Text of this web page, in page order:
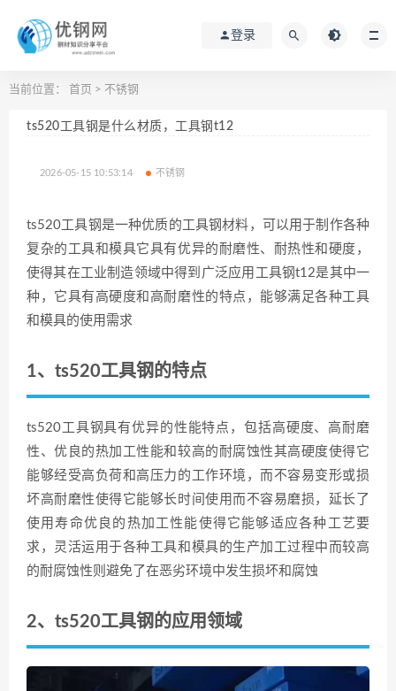
登录
当前位置： 首页 > 不锈钢
ts520工具钢是什么材质，工具钢t12
2026-05-15 10:53:14 不锈钢
ts520工具钢是一种优质的工具钢材料，可以用于制作各种
复杂的工具和模具它具有优异的耐磨性、耐热性和硬度，
使得其在工业制造领域中得到广泛应用工具钢t12是其中一
种，它具有高硬度和高耐磨性的特点，能够满足各种工具
和模具的使用需求
1、ts520工具钢的特点
ts520工具钢具有优异的性能特点，包括高硬度、高耐磨
性、优良的热加工性能和较高的耐腐蚀性其高硬度使得它
能够经受高负荷和高压力的工作环境，而不容易变形或损
坏高耐磨性使得它能够长时间使用而不容易磨损，延长了
使用寿命优良的热加工性能使得它能够适应各种工艺要
求，灵活运用于各种工具和模具的生产加工过程中而较高
的耐腐蚀性则避免了在恶劣环境中发生损坏和腐蚀
2、ts520工具钢的应用领域